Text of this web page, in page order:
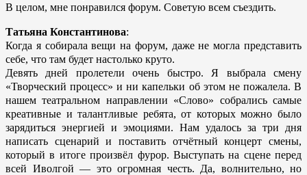
В целом, мне понравился форум. Советую всем съездить.
Татьяна Константинова:
Когда я собирала вещи на форум, даже не могла представить
себе, что там будет настолько круто.
Девять дней пролетели очень быстро. Я выбрала смену
«Творческий процесс» и ни капельки об этом не пожалела. В
нашем театральном направлении «Слово» собрались самые
креативные и талантливые ребята, от которых можно было
зарядиться энергией и эмоциями. Нам удалось за три дня
написать сценарий и поставить отчётный концерт смены,
который в итоге произвёл фурор. Выступать на сцене перед
всей Иволгой — это огромная честь. Да, волнительно, но